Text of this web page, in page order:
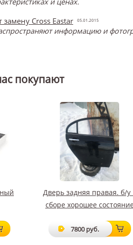
замену Cross Eastar
05.01.2015
информацию и
покупают
Дверь задняя правая. б/у
сборе хорошее
7800 руб.